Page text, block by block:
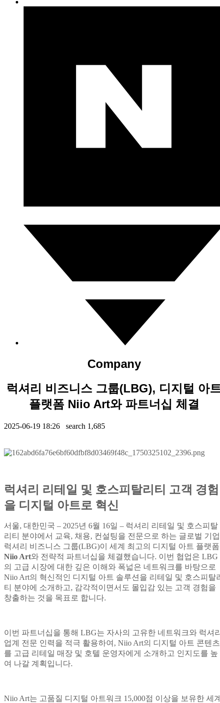
Company
럭셔리 비즈니스 그룹(LBG), 디지털 아
플랫폼 Niio Art와 파트너십 체결
2025-06-19 18:26 search 1,685
Contents
럭셔리 리테일 및 호스피탈리티 고객 경험
을 디지털 아트로 혁신
서울, 대한민국 – 2025년 6월 16일 – 럭셔리 리테일 및 호스피탈
리티 분야에서 교육, 채용, 컨설팅을 전문으로 하는 글로벌 기업
럭셔리 비즈니스 그룹(LBG)이 세계 최고의 디지털 아트 플랫폼
Niio Art와 전략적 파트너십을 체결했습니다. 이번 협업은 LBG
의 고급 시장에 대한 깊은 이해와 폭넓은 네트워크를 바탕으로
Niio Art의 혁신적인 디지털 아트 솔루션을 리테일 및 호스피탈
티 분야에 소개하고, 감각적이면서도 몰입감 있는 고객 경험을
창출하는 것을 목표로 합니다.
이번 파트너십을 통해 LBG는 자사의 고유한 네트워크와 럭셔
업계 전문 인력을 적극 활용하여, Niio Art의 디지털 아트 콘텐츠
를 고급 리테일 매장 및 호텔 운영자에게 소개하고 인지도를 높
여 나갈 계획입니다.
Niio Art는 고품질 디지털 아트워크 15,000점 이상을 보유한 세